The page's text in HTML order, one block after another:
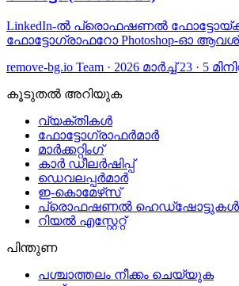
LinkedIn-ല്‍ പ്രൊഫഷണല്‍
ഫോട്ടോഗ്രാഫറോ Photoshop-ഓ
remove-bg.io Team · 2026 മാർച്ച് 23 · 5
കൂടുതൽ അറിയുക
വ്യക്തികൾ
ഫോട്ടോഗ്രാഫർമാർ
മാർക്കറ്റിംഗ്
കാർ ഡീലർഷിപ്പ്
ഡെവലപ്പർമാർ
ഇ-കൊമേഴ്‌സ്
പ്രൊഫഷണൽ ഹെഡ്ഷോട്ടുകൾ
റിയൽ എസ്റ്റേറ്റ്
പിന്തുണ
പശ്ചാത്തലം നീക്കം ചെയ്യുക